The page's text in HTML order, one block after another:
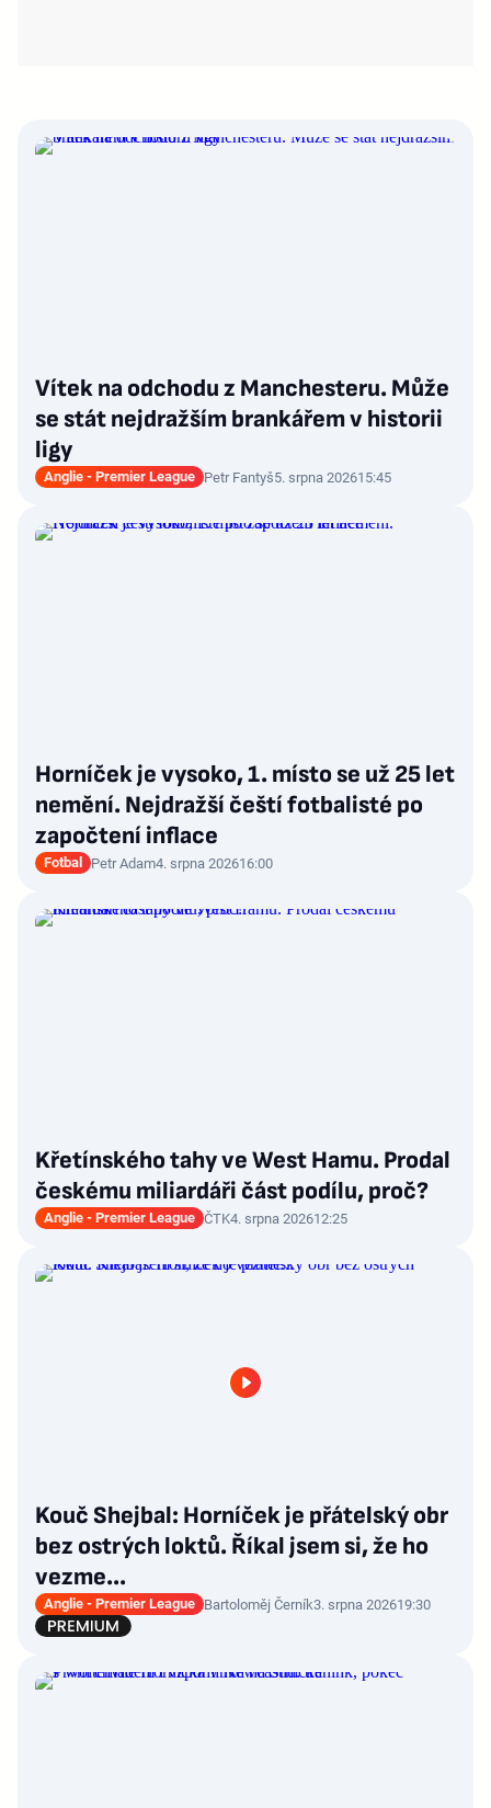
Vítek na odchodu z Manchesteru. Může
se stát nejdražším brankářem v historii
ligy
Anglie - Premier League Petr Fantyš5. srpna 202615:45
Horníček je vysoko, 1. místo se už 25 let
nemění. Nejdražší čeští fotbalisté po
započtení inflace
Fotbal Petr Adam4. srpna 202616:00
Křetínského tahy ve West Hamu. Prodal
českému miliardáři část podílu, proč?
Anglie - Premier League ČTK4. srpna 202612:25
Kouč Shejbal: Horníček je přátelský obr
bez ostrých loktů. Říkal jsem si, že ho
vezme...
Anglie - Premier League Bartoloměj Černík3. srpna 202619:30